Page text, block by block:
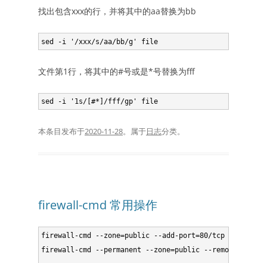
找出包含xxx的行，并将其中的aa替换为bb
文件第1行，将其中的#号或是*号替换为fff
本条目发布于2020-11-28。属于日志分类。
firewall-cmd 常用操作
firewall-cmd --zone=public --add-port=80/tcp --
firewall-cmd --permanent --zone=public --remove-